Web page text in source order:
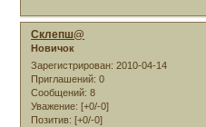
Склепш@
Новичок
Зарегистрирован: 2010-04-14
Приглашений: 0
Сообщений: 8
Уважение: [+0/-0]
Позитив: [+0/-0]